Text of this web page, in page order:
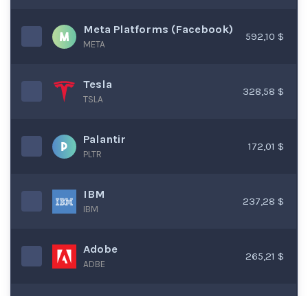
Meta Platforms (Facebook)
META
592,10 $
Tesla
TSLA
328,58 $
Palantir
PLTR
172,01 $
IBM
IBM
237,28 $
Adobe
ADBE
265,21 $